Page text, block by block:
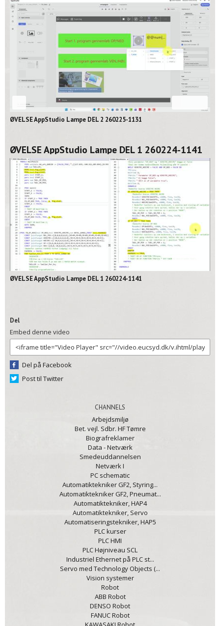
ØVELSE AppStudio Lampe DEL 2 260225-1131
ØVELSE AppStudio Lampe DEL 1 260224-1141
ØVELSE AppStudio Lampe DEL 1 260224-1141
Del
Embed denne video
Del på Facebook
Post til Twitter
CHANNELS
Arbejdsmiljø
Bet. vejl. Sdbr. HF Tømre
Biografreklamer
Data - Netværk
Smedeuddannelsen
Netværk I
PC schematic
Automatiktekniker GF2, Styring...
Automatiktekniker GF2, Pneumat...
Automatiktekniker, HAP4
Automatiktekniker, Servo
Automatiseringstekniker, HAP5
PLC kurser
PLC HMI
PLC Højniveau SCL
Industriel Ethernet på PLC st...
Servo med Technology Objects (...
Vision systemer
Robot
ABB Robot
DENSO Robot
FANUC Robot